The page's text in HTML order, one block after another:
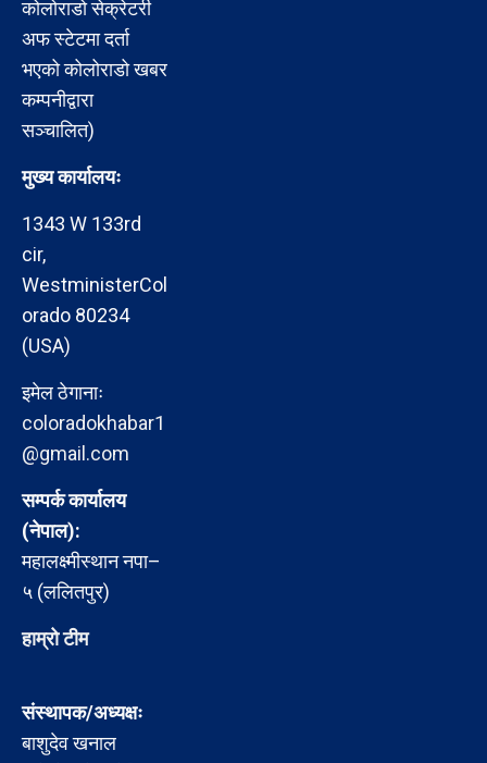
कोलोराडो सेक्रेटरी
अफ स्टेटमा दर्ता
भएको कोलोराडो खबर
कम्पनीद्वारा
सञ्चालित)
मुख्य कार्यालयः
1343 W 133rd
cir,
WestministerCol
orado 80234
(USA)
इमेल ठेगानाः
coloradokhabar1
@gmail.com
सम्पर्क कार्यालय
(नेपाल):
महालक्ष्मीस्थान नपा–
५ (ललितपुर)
हाम्रो टीम
संस्थापक/अध्यक्षः
बाशुदेव खनाल